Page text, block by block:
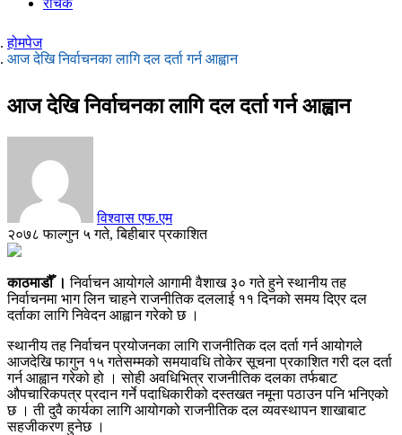
रोचक
होमपेज
आज देखि निर्वाचनका लागि दल दर्ता गर्न आह्वान
आज देखि निर्वाचनका लागि दल दर्ता गर्न आह्वान
विश्वास एफ.एम
२०७८ फाल्गुन ५ गते, बिहीबार प्रकाशित
काठमाडौँ ।निर्वाचन आयोगले आगामी वैशाख ३० गते हुने स्थानीय तह
निर्वाचनमा भाग लिन चाहने राजनीतिक दललाई ११ दिनको समय दिएर दल
दर्ताका लागि निवेदन आह्वान गरेको छ ।
स्थानीय तह निर्वाचन प्रयोजनका लागि राजनीतिक दल दर्ता गर्न आयोगले
आजदेखि फागुन १५ गतेसम्मको समयावधि तोकेर सूचना प्रकाशित गरी दल दर्ता
गर्न आह्वान गरेको हो । सोही अवधिभित्र राजनीतिक दलका तर्फबाट
औपचारिकपत्र प्रदान गर्ने पदाधिकारीको दस्तखत नमूना पठाउन पनि भनिएको
छ । ती दुवै कार्यका लागि आयोगको राजनीतिक दल व्यवस्थापन शाखाबाट
सहजीकरण हुनेछ ।